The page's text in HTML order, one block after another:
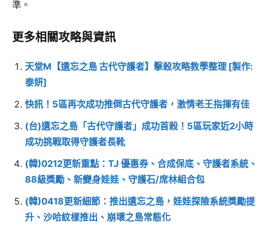
準。
更多相關攻略與資訊
天堂M【遺忘之島 古代守護者】擊殺攻略教學整理 [製作:
泰妍]
快訊！5區再次成功推倒古代守護者，激情老王指揮有佳
(台)遺忘之島「古代守護者」成功首殺！5區玩家近2小時
成功挑戰取得守護者長靴
(韓)0212更新重點：TJ 優惠券、合成保底、守護者系統、
88級獎勵、新變身娃娃、守護石/席林組合包
(韓)0418更新細節：推出遺忘之島，娃娃探險系統獎勵提
升、沙哈紋樣推出、崩壞之島常態化